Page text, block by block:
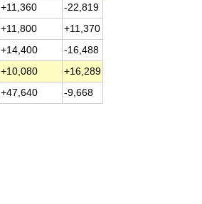
+11,360
-22,819
+11,800
+11,370
+14,400
-16,488
+10,080
+16,289
+47,640 -9,668